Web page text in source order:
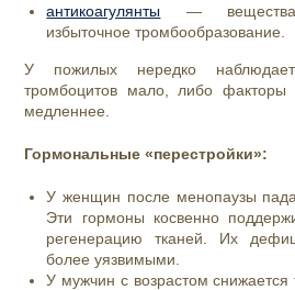
антикоагулянты — вещества,
избыточное тромбообразование.
У пожилых нередко
тромбоцитов мало, либо факторы
медленнее.
Гормональные «перестройки»:
У женщин после менопаузы
Эти гормоны косвенно
регенерацию тканей. Их
более уязвимыми.
У мужчин с возрастом снижается